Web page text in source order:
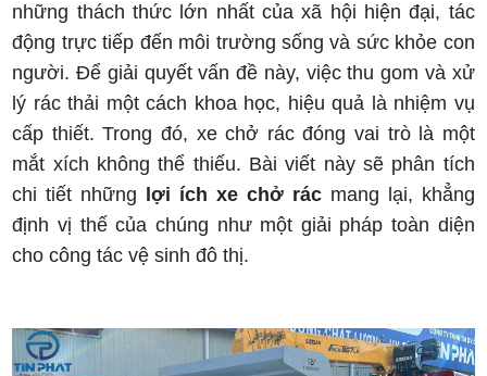
những thách thức lớn nhất của xã hội hiện đại, tác
động trực tiếp đến môi trường sống và sức khỏe con
người. Để giải quyết vấn đề này, việc thu gom và xử
lý rác thải một cách khoa học, hiệu quả là nhiệm vụ
cấp thiết. Trong đó, xe chở rác đóng vai trò là một
mắt xích không thể thiếu. Bài viết này sẽ phân tích
chi tiết những
lợi ích xe chở rácmang lại, khẳng
định vị thế của chúng như một giải pháp toàn diện
cho công tác vệ sinh đô thị.